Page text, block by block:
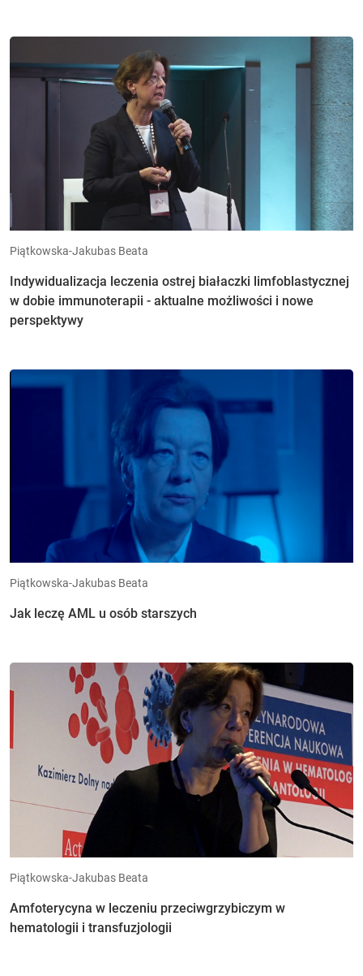
Piątkowska-Jakubas Beata
Indywidualizacja leczenia ostrej białaczki limfoblastycznej
w dobie immunoterapii - aktualne możliwości i nowe
perspektywy
Piątkowska-Jakubas Beata
Jak leczę AML u osób starszych
Piątkowska-Jakubas Beata
Amfoterycyna w leczeniu przeciwgrzybiczym w
hematologii i transfuzjologii